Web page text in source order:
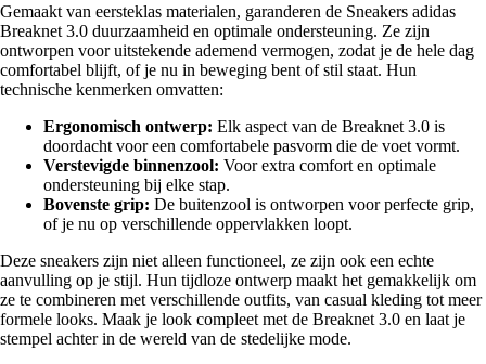
Gemaakt van eersteklas materialen, garanderen de Sneakers adidas
Breaknet 3.0 duurzaamheid en optimale ondersteuning. Ze zijn
ontworpen voor uitstekende ademend vermogen, zodat je de hele dag
comfortabel blijft, of je nu in beweging bent of stil staat. Hun
technische kenmerken omvatten:
Ergonomisch ontwerp: Elk aspect van de Breaknet 3.0 is
doordacht voor een comfortabele pasvorm die de voet vormt.
Verstevigde binnenzool: Voor extra comfort en optimale
ondersteuning bij elke stap.
Bovenste grip: De buitenzool is ontworpen voor perfecte grip,
of je nu op verschillende oppervlakken loopt.
Deze sneakers zijn niet alleen functioneel, ze zijn ook een echte
aanvulling op je stijl. Hun tijdloze ontwerp maakt het gemakkelijk om
ze te combineren met verschillende outfits, van casual kleding tot meer
formele looks. Maak je look compleet met de Breaknet 3.0 en laat je
stempel achter in de wereld van de stedelijke mode.